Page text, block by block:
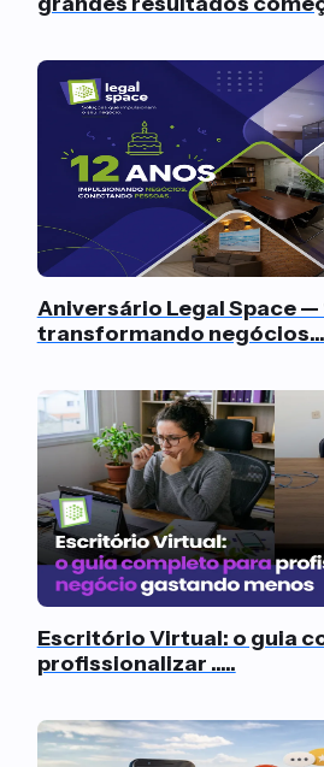
Aniversário Legal Space —
transformando negócios...
Escritório Virtual: o guia
profissionalizar .....